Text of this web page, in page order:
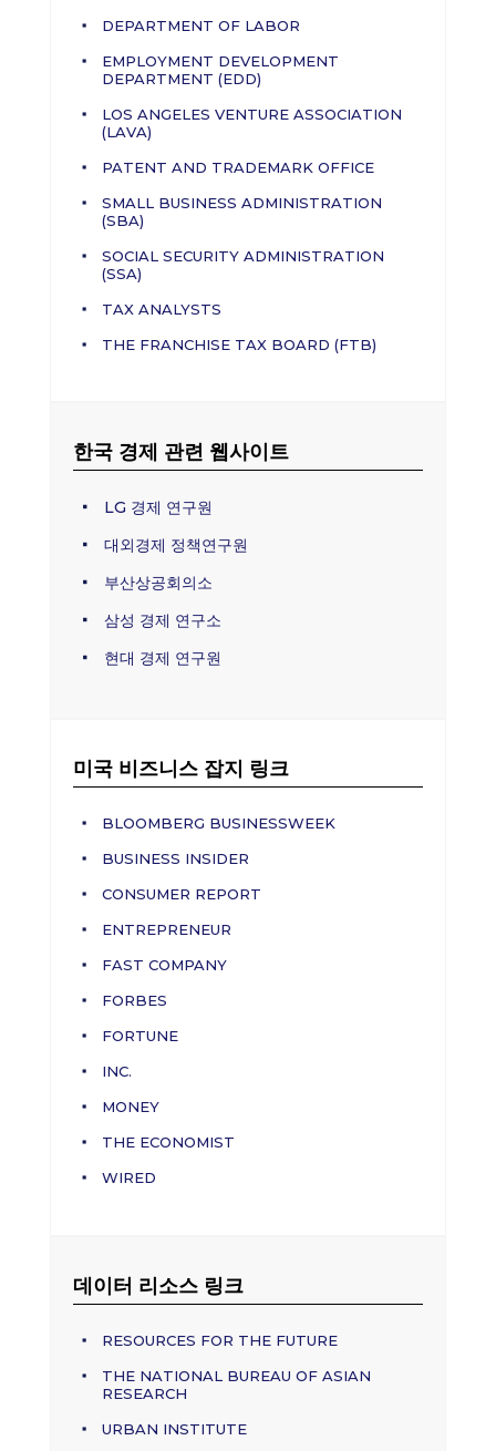
DEPARTMENT OF LABOR
EMPLOYMENT DEVELOPMENT
DEPARTMENT (EDD)
LOS ANGELES VENTURE ASSOCIATION
(LAVA)
PATENT AND TRADEMARK OFFICE
SMALL BUSINESS ADMINISTRATION
(SBA)
SOCIAL SECURITY ADMINISTRATION
(SSA)
TAX ANALYSTS
THE FRANCHISE TAX BOARD (FTB)
한국 경제 관련 웹사이트
LG 경제 연구원
대외경제 정책연구원
부산상공회의소
삼성 경제 연구소
현대 경제 연구원
미국 비즈니스 잡지 링크
BLOOMBERG BUSINESSWEEK
BUSINESS INSIDER
CONSUMER REPORT
ENTREPRENEUR
FAST COMPANY
FORBES
FORTUNE
INC.
MONEY
THE ECONOMIST
WIRED
데이터 리소스 링크
RESOURCES FOR THE FUTURE
THE NATIONAL BUREAU OF ASIAN
RESEARCH
URBAN INSTITUTE